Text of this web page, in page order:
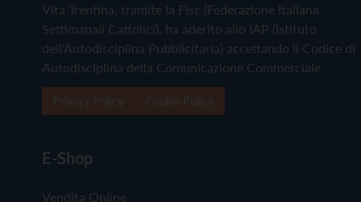
Vita Trentina, tramite la Fisc (Federazione Italiana
Settimanali Cattolici), ha aderito allo IAP (Istituto
dell'Autodisciplina Pubblicitaria) accettando il Codice di
Autodisciplina della Comunicazione Commerciale
E-Shop
Vendita Online